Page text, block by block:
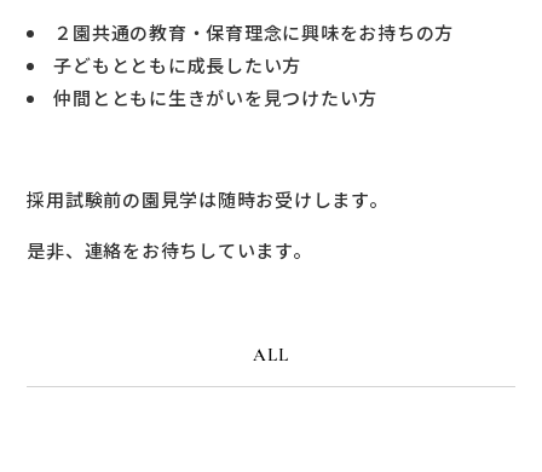
２園共通の教育・保育理念に興味をお持ちの方
子どもとともに成長したい方
仲間とともに生きがいを見つけたい方
採用試験前の園見学は随時お受けします。
是非、連絡をお待ちしています。
ALL